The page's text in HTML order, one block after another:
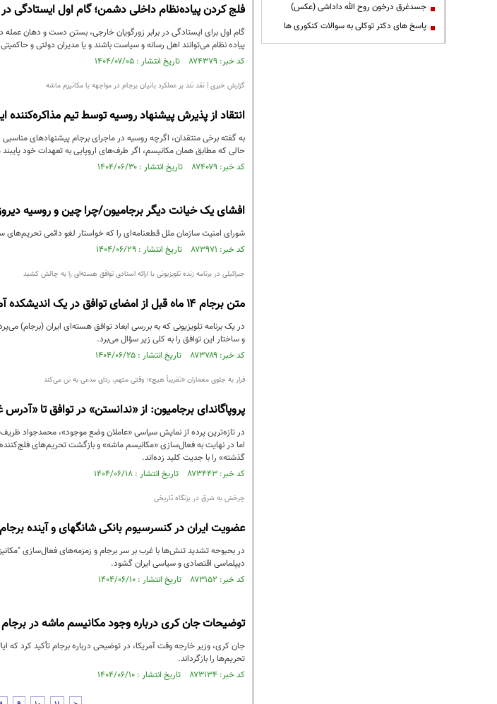
فلج کردن پیاده‌نظام داخلی دشمن؛ گام اول ایستادگی در
گام اول برای ایستادگی در برابر زورگویان خارجی، بستن دست و دهان
پیاده نظام می‌توانند اهل رسانه و سیاست باشند و یا مدیران دولتی و
کد خبر: ۸۷۴۳۷۹ تاریخ انتشار : ۱۴۰۴/۰۷/۰۵
گزارش خبری | نقد تند بر عملکرد بانیان برجام در مواجهه با مکانیزم ماشه
انتقاد از پذیرش پیشنهاد روسیه توسط تیم مذاکره‌کننده
به گفته برخی منتقدان، اگرچه روسیه در ماجرای برجام پیشنهادهای
حالی که مطابق همان مکانیسم، اگر طرف‌های اروپایی به تعهدات خود پایبند
کد خبر: ۸۷۴۰۷۹ تاریخ انتشار : ۱۴۰۴/۰۶/۳۰
افشای یک خیانت دیگر برجامیون/چرا چین و روسیه دیروز
شورای امنیت سازمان ملل قطعنامه‌ای را که خواستار لغو دائمی تحریم‌های
کد خبر: ۸۷۳۹۷۱ تاریخ انتشار : ۱۴۰۴/۰۶/۲۹
جبرائیلی در برنامه زنده تلویزیونی با ارائه اسنادی توافق هسته‌ای را به چالش کشید
متن برجام ۱۴ ماه قبل از امضای توافق در یک اندیشکده آمریکایی نوشته شده بود
در یک برنامه تلویزیونی که به بررسی ابعاد توافق هسته‌ای ایران (برجام)
و ساختار این توافق را به کلی زیر سؤال می‌برد.
کد خبر: ۸۷۳۷۸۹ تاریخ انتشار : ۱۴۰۴/۰۶/۲۵
فرار به جلوی معماران «تقریباً هیچ»؛ وقتی متهم، ردای مدعی به تن می‌کند
پروپاگاندای برجامیون: از «ندانستن» در توافق تا
در تازه‌ترین پرده از نمایش سیاسی «عاملان وضع موجود»، محمدجواد
اما در نهایت به فعال‌سازی «مکانیسم ماشه» و بازگشت تحریم‌های
گذشته» را با جدیت کلید زده‌اند.
کد خبر: ۸۷۳۴۴۳ تاریخ انتشار : ۱۴۰۴/۰۶/۱۸
چرخش به شرق در بزنگاه تاریخی
عضویت ایران در کنسرسیوم بانکی شانگهای و آینده برجام
در بحبوحه تشدید تنش‌ها با غرب بر سر برجام و زمزمه‌های فعال‌سازی
دیپلماسی اقتصادی و سیاسی ایران گشود.
کد خبر: ۸۷۳۱۵۲ تاریخ انتشار : ۱۴۰۴/۰۶/۱۰
توضیحات جان کری درباره وجود مکانیسم ماشه در برجام
جان کری، وزیر خارجه وقت آمریکا، در توضیحی درباره برجام تأکید کرد که
تحریم‌ها را بازگرداند.
کد خبر: ۸۷۳۱۳۴ تاریخ انتشار : ۱۴۰۴/۰۶/۱۰
جسدغرق درخون روح الله داداشی (عکس)
پاسخ های دکتر توکلی به سوالات کنکوری ها